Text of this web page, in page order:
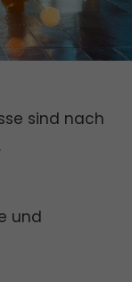
sind nach
und